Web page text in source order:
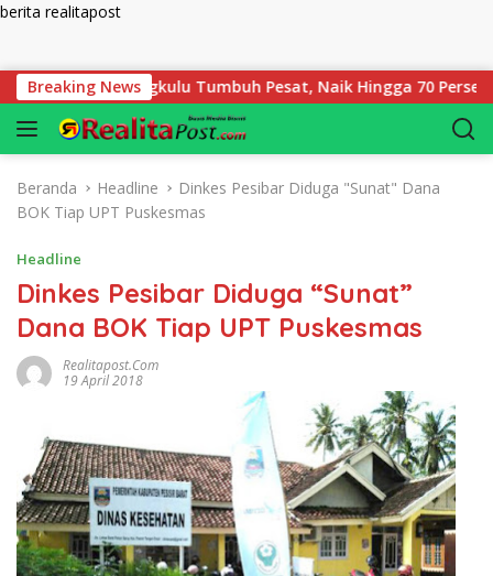
berita realitapost
Breaking News
Bengkulu Tumbuh Pesat, Naik Hingga 70 Persen Sejak
Beranda Headline
Dinkes Pesibar Diduga "Sunat" Dana
BOK Tiap UPT Puskesmas
Headline
Dinkes Pesibar Diduga “Sunat”
Dana BOK Tiap UPT Puskesmas
Realitapost.com
19 April 2018